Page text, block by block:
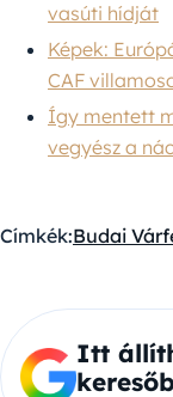
vasúti hídját
Képek:
CAF
Így mentett
vegyész a
Címkék:Budai Vár
Itt